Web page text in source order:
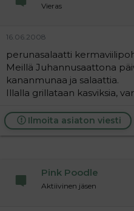
Vieras
16.06.2008
perunasalaatti
Meillä Juhannusaattona
kananmunaa ja salaattia.
Illalla grillataan kasviksia,
Ilmoita asiaton viesti
Pink Poodle
Aktiivinen jäsen